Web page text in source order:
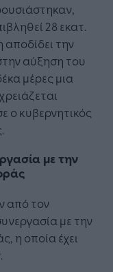
28 εκατ.
την
αύξηση του
μέρες μια
ο κυβερνητικός
με την
από τον
με την
η οποία έχει